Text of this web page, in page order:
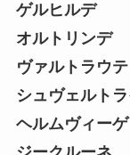
ゲルヒルデ
オルトリンデ
ヴァルトラウテ
シュヴェルト
ヘルムヴィーゲ